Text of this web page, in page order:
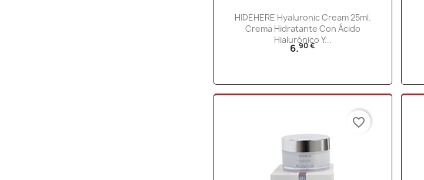
Vista rápida
HIDEHERE Hyaluronic Cream 25ml.
Crema Hidratante Con Ácido
Hialurónico Y...
6.90 €
favorite_border